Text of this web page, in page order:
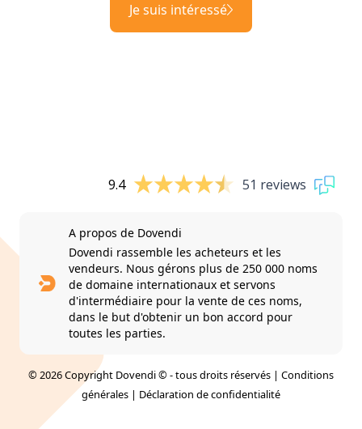
Je suis intéressé
9.4 51 reviews
A propos de Dovendi
Dovendi rassemble les acheteurs et les
vendeurs. Nous gérons plus de 250 000 noms
de domaine internationaux et servons
d'intermédiaire pour la vente de ces noms,
dans le but d'obtenir un bon accord pour
toutes les parties.
© 2026 Copyright Dovendi © - tous droits réservés | Conditions
générales | Déclaration de confidentialité